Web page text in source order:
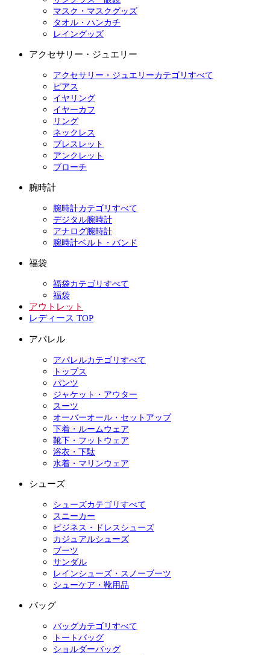
マスク・マスクグッズ
タオル・ハンカチ
レイングッズ
アクセサリー・ジュエリー
アクセサリー・ジュエリーカテゴリすべて
ピアス
イヤリング
イヤーカフ
リング
ネックレス
ブレスレット
アンクレット
ブローチ
腕時計
腕時計カテゴリすべて
デジタル腕時計
アナログ腕時計
腕時計ベルト・バンド
福袋
福袋カテゴリすべて
福袋
アウトレット
レディース TOP
アパレル
アパレルカテゴリすべて
トップス
パンツ
ジャケット・アウター
スーツ
オーバーオール・セットアップ
下着・ルームウェア
靴下・フットウェア
浴衣・下駄
水着・マリンウェア
シューズ
シューズカテゴリすべて
スニーカー
ビジネス・ドレスシューズ
カジュアルシューズ
ブーツ
サンダル
レインシューズ・スノーブーツ
シューケア・靴用品
バッグ
バッグカテゴリすべて
トートバッグ
ショルダーバッグ